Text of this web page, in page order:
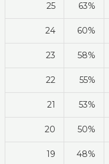
25 63%
24 60%
23 58%
22 55%
21 53%
20 50%
19 48%